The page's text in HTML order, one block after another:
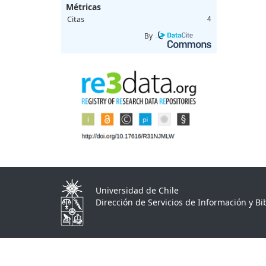
Métricas
Citas 4
By
Universidad de Chile
Dirección de Servicios de Información y